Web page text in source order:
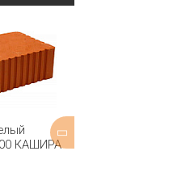
КАШИРА